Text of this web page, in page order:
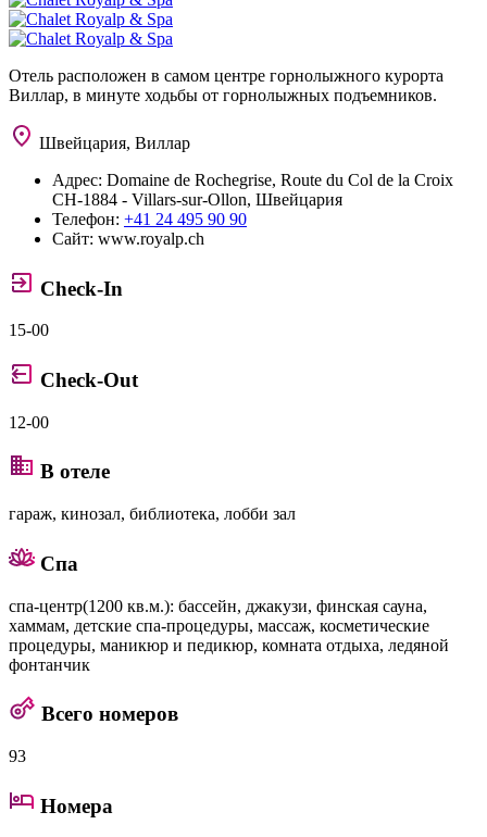
Отель расположен в самом центре горнолыжного курорта
Виллар, в минуте ходьбы от горнолыжных подъемников.
Швейцария, Виллар
Адрес: Domaine de Rochegrise, Route du Col de la Croix
CH-1884 - Villars-sur-Ollon, Швейцария
Телефон: +41 24 495 90 90
Сайт: www.royalp.ch
Check-In
15-00
Check-Out
12-00
В отеле
гараж, кинозал, библиотека, лобби зал
Спа
спа-центр(1200 кв.м.): бассейн, джакузи, финская сауна,
хаммам, детские спа-процедуры, массаж, косметические
процедуры, маникюр и педикюр, комната отдыха, ледяной
фонтанчик
Всего номеров
93
Номера